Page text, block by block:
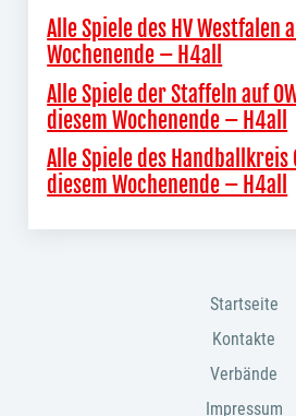
Alle Spiele des HV Westfalen
Wochenende – H4all
Alle Spiele der Staffeln auf
diesem Wochenende – H4all
Alle Spiele des Handballkreis
diesem Wochenende – H4all
Startseite
Kontakte
Verbände
Impressum